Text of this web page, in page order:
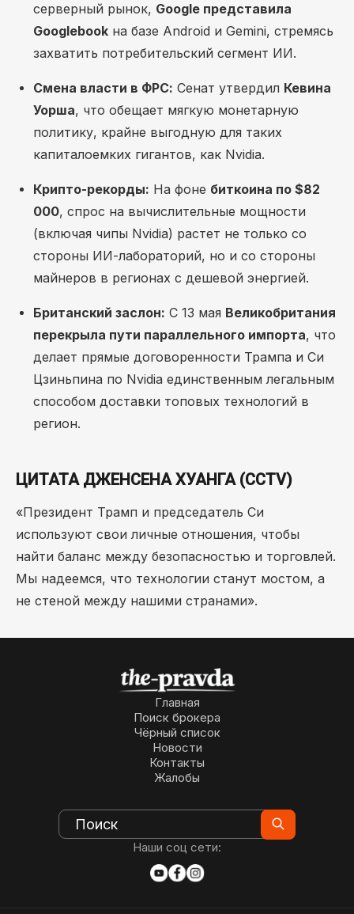
серверный рынок, Google представила
Googlebook на базе Android и Gemini, стремясь
захватить потребительский сегмент ИИ.
Смена власти в ФРС: Сенат утвердил Кевина
Уорша, что обещает мягкую монетарную
политику, крайне выгодную для таких
капиталоемких гигантов, как Nvidia.
Крипто-рекорды: На фоне биткоина по $82
000, спрос на вычислительные мощности
(включая чипы Nvidia) растет не только со
стороны ИИ-лабораторий, но и со стороны
майнеров в регионах с дешевой энергией.
Британский заслон: С 13 мая Великобритания
перекрыла пути параллельного импорта, что
делает прямые договоренности Трампа и Си
Цзиньпина по Nvidia единственным легальным
способом доставки топовых технологий в
регион.
ЦИТАТА ДЖЕНСЕНА ХУАНГА (CCTV)
«Президент Трамп и председатель Си
используют свои личные отношения, чтобы
найти баланс между безопасностью и торговлей.
Мы надеемся, что технологии станут мостом, а
не стеной между нашими странами».
Главная
Поиск брокера
Чёрный список
Новости
Контакты
Жалобы
Наши соц сети: